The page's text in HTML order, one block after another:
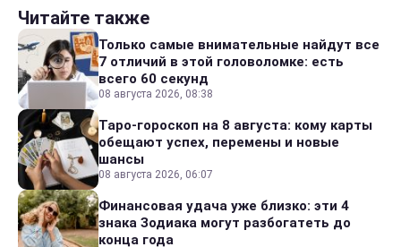
Читайте также
Только самые внимательные найдут все
7 отличий в этой головоломке: есть
всего 60 секунд
08 августа 2026, 08:38
Таро-гороскоп на 8 августа: кому карты
обещают успех, перемены и новые
шансы
08 августа 2026, 06:07
Финансовая удача уже близко: эти 4
знака Зодиака могут разбогатеть до
конца года